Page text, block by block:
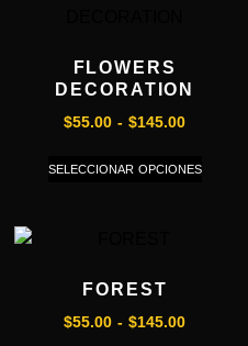
FLOWERS
DECORATION
$55.00 - $145.00
SELECCIONAR OPCIONES
FOREST
$55.00 - $145.00